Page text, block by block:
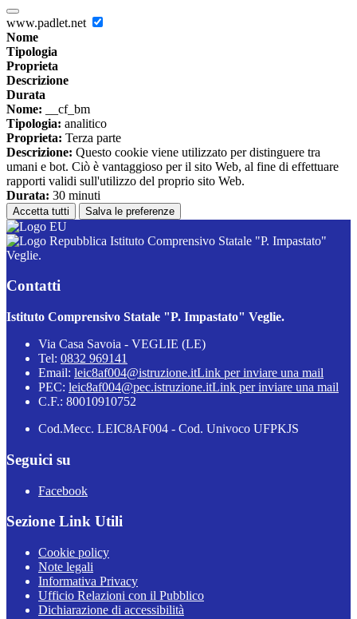
www.padlet.net
Nome
Tipologia
Proprieta
Descrizione
Durata
Nome: __cf_bm
Tipologia: analitico
Proprieta: Terza parte
Descrizione: Questo cookie viene utilizzato per distinguere tra
umani e bot. Ciò è vantaggioso per il sito Web, al fine di effettuare
rapporti validi sull'utilizzo del proprio sito Web.
Durata: 30 minuti
Accetta tutti Salva le preferenze
Istituto Comprensivo Statale "P. Impastato"
Veglie.
Contatti
Istituto Comprensivo Statale "P. Impastato" Veglie.
Via Casa Savoia - VEGLIE (LE)
Tel: 0832 969141
Email: leic8af004@istruzione.itLink per inviare una mail
PEC: leic8af004@pec.istruzione.itLink per inviare una mail
C.F.: 80010910752
Cod.Mecc. LEIC8AF004 - Cod. Univoco UFPKJS
Seguici su
Facebook
Sezione Link Utili
Cookie policy
Note legali
Informativa Privacy
Ufficio Relazioni con il Pubblico
Dichiarazione di accessibilità